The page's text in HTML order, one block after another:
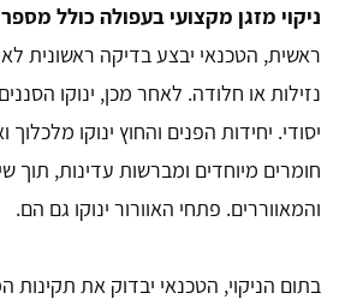
ניקוי מזגן מקצועי בעפולה כולל
ראשית, הטכנאי יבצע בדיקה ראשונית
נזילות או חלודה. לאחר מכן, ינוקו
יסודי. יחידות הפנים והחוץ ינוקו
חומרים מיוחדים ומברשות עדינות, תוך
והמאווררים. פתחי האוורור ינוקו גם הם.
בתום הניקוי, הטכנאי יבדוק את תקינות